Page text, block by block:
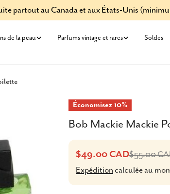
partout au Canada et aux États-Unis
de la peau Parfums vintage et rares Soldes
Économisez 10%
Bob Mackie Mackie
Prix
de
$49.00 CAD
Prix
habituel
$55.00
Expédition calculée au